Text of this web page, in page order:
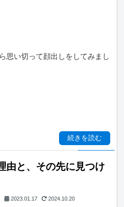
思い切って顔出しをしてみまし
続きを読む
由と、その先に見つけ
2023.01.17 2024.10.20